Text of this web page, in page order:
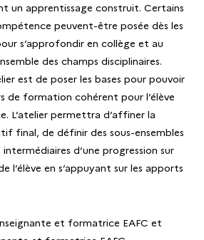
un apprentissage construit. Certains
peuvent-être posée dès les
s’approfondir en collège et au
des champs disciplinaires.
est de poser les bases pour pouvoir
de formation cohérent pour l’élève
L’atelier permettra d’affiner la
final, de définir des sous-ensembles
d’une progression sur
l’élève en s’appuyant sur les apports
et formatrice EAFC et